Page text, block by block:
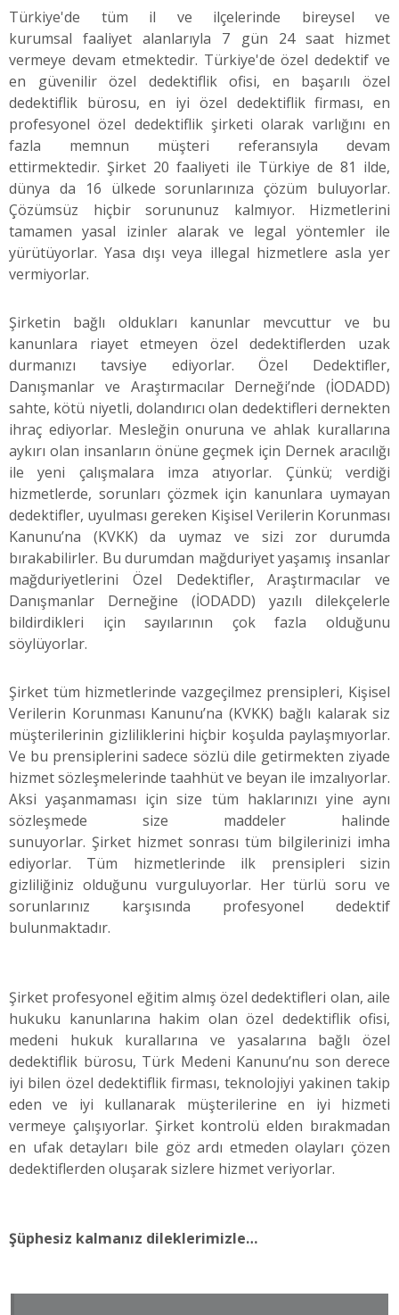
Türkiye'de tüm il ve ilçelerinde bireysel ve
kurumsal faaliyet alanlarıyla 7 gün 24 saat hizmet
vermeye devam etmektedir. Türkiye'de özel dedektif ve
en güvenilir özel dedektiflik ofisi, en başarılı özel
dedektiflik bürosu, en iyi özel dedektiflik firması, en
profesyonel özel dedektiflik şirketi olarak varlığını en
fazla memnun müşteri referansıyla devam
ettirmektedir. Şirket 20 faaliyeti ile Türkiye de 81 ilde,
dünya da 16 ülkede sorunlarınıza çözüm buluyorlar.
Çözümsüz hiçbir sorununuz kalmıyor. Hizmetlerini
tamamen yasal izinler alarak ve legal yöntemler ile
yürütüyorlar. Yasa dışı veya illegal hizmetlere asla yer
vermiyorlar.
Şirketin bağlı oldukları kanunlar mevcuttur ve bu
kanunlara riayet etmeyen özel dedektiflerden uzak
durmanızı tavsiye ediyorlar. Özel Dedektifler,
Danışmanlar ve Araştırmacılar Derneği’nde (İODADD)
sahte, kötü niyetli, dolandırıcı olan dedektifleri dernekten
ihraç ediyorlar. Mesleğin onuruna ve ahlak kurallarına
aykırı olan insanların önüne geçmek için Dernek aracılığı
ile yeni çalışmalara imza atıyorlar. Çünkü; verdiği
hizmetlerde, sorunları çözmek için kanunlara uymayan
dedektifler, uyulması gereken Kişisel Verilerin Korunması
Kanunu’na (KVKK) da uymaz ve sizi zor durumda
bırakabilirler. Bu durumdan mağduriyet yaşamış insanlar
mağduriyetlerini Özel Dedektifler, Araştırmacılar ve
Danışmanlar Derneğine (İODADD) yazılı dilekçelerle
bildirdikleri için sayılarının çok fazla olduğunu
söylüyorlar.
Şirket tüm hizmetlerinde vazgeçilmez prensipleri, Kişisel
Verilerin Korunması Kanunu’na (KVKK) bağlı kalarak siz
müşterilerinin gizliliklerini hiçbir koşulda paylaşmıyorlar.
Ve bu prensiplerini sadece sözlü dile getirmekten ziyade
hizmet sözleşmelerinde taahhüt ve beyan ile imzalıyorlar.
Aksi yaşanmaması için size tüm haklarınızı yine aynı
sözleşmede size maddeler halinde
sunuyorlar. Şirket hizmet sonrası tüm bilgilerinizi imha
ediyorlar. Tüm hizmetlerinde ilk prensipleri sizin
gizliliğiniz olduğunu vurguluyorlar. Her türlü soru ve
sorunlarınız karşısında profesyonel dedektif
bulunmaktadır.
Şirket profesyonel eğitim almış özel dedektifleri olan, aile
hukuku kanunlarına hakim olan özel dedektiflik ofisi,
medeni hukuk kurallarına ve yasalarına bağlı özel
dedektiflik bürosu, Türk Medeni Kanunu’nu son derece
iyi bilen özel dedektiflik firması, teknolojiyi yakinen takip
eden ve iyi kullanarak müşterilerine en iyi hizmeti
vermeye çalışıyorlar. Şirket kontrolü elden bırakmadan
en ufak detayları bile göz ardı etmeden olayları çözen
dedektiflerden oluşarak sizlere hizmet veriyorlar.
Şüphesiz kalmanız dileklerimizle…